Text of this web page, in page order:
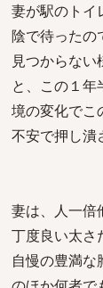
妻が駅のトイ
陰で待ったの
見つからな
と、この１
境の変化でこ
不安で押し潰
妻は、人一倍
丁度良い太さ
自慢の豊満な